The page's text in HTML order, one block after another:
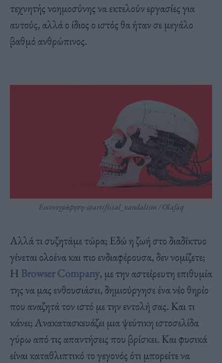
τεχνητής νοημοσύνης να εκτελούν εργασίες για
αυτούς, αλλά ο ίδιος ο ιστός θα ήταν σε μεγάλο
βαθμό ανθρώπινος.
Εικονογράφηση: @artificial_vandalism / Olafaq
Αλλά τι συζητάμε τώρα; Εδώ η ζωή στο διαδίκτυο
γίνεται ολοένα και πιο ενδιαφέρουσα, δεν νομίζετε;
Η Browser Company, με την αστείρευτη επιθυμία
της να μας ενθουσιάσει, δημιούργησε ένα νέο θηρίο
που αναζητά τον ιστό με την εντολή σας. Και τι
κάνει; Ανακατασκευάζει μια ψεύτικη ιστοσελίδα
γύρω από τις απαντήσεις που βρίσκει. Και φυσικά
είναι καταθλιπτικό το γεγονός ότι μπορείτε να